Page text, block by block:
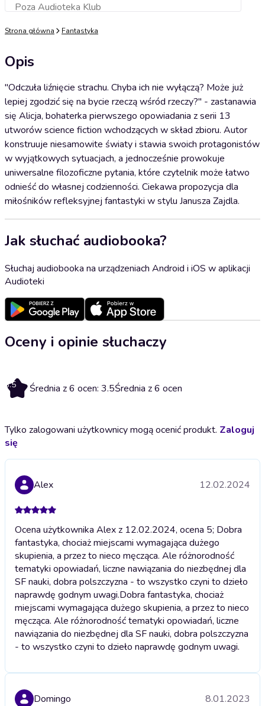
Poza Audioteka KlubDodaj do koszyka
Strona główna Fantastyka
Opis
"Odczuła liźnięcie strachu. Chyba ich nie wyłączą? Może już
lepiej zgodzić się na bycie rzeczą wśród rzeczy?" - zastanawia
się Alicja, bohaterka pierwszego opowiadania z serii 13
utworów science fiction wchodzących w skład zbioru. Autor
konstruuje niesamowite światy i stawia swoich protagonistów
w wyjątkowych sytuacjach, a jednocześnie prowokuje
uniwersalne filozoficzne pytania, które czytelnik może łatwo
odnieść do własnej codzienności. Ciekawa propozycja dla
miłośników refleksyjnej fantastyki w stylu Janusza Zajdla.
Jak słuchać audiobooka?
Słuchaj audiobooka na urządzeniach Android i iOS w aplikacji
Audioteki
Oceny i opinie słuchaczy
3.5 Średnia z 6 ocen: 3.5Średnia z 6 ocen
Tylko zalogowani użytkownicy mogą ocenić produkt. Zaloguj
się
Alex 12.02.2024
Ocena użytkownika Alex z 12.02.2024, ocena 5; Dobra
fantastyka, chociaż miejscami wymagająca dużego
skupienia, a przez to nieco męcząca. Ale różnorodność
tematyki opowiadań, liczne nawiązania do niezbędnej dla
SF nauki, dobra polszczyzna - to wszystko czyni to dzieło
naprawdę godnym uwagi.Dobra fantastyka, chociaż
miejscami wymagająca dużego skupienia, a przez to nieco
męcząca. Ale różnorodność tematyki opowiadań, liczne
nawiązania do niezbędnej dla SF nauki, dobra polszczyzna
- to wszystko czyni to dzieło naprawdę godnym uwagi.
Domingo 8.01.2023